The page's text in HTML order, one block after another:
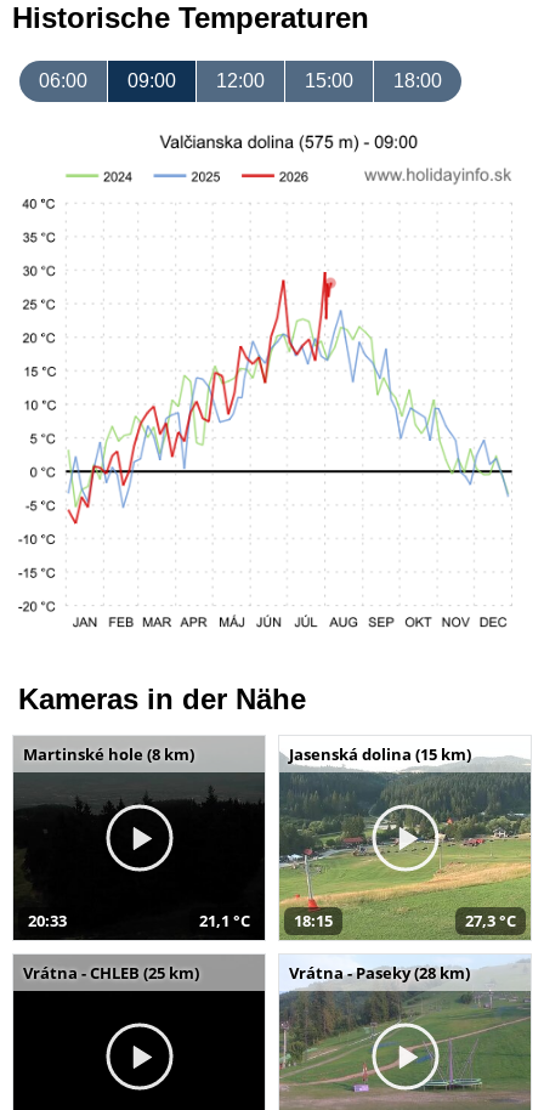
Historische Temperaturen
06:00 09:00 12:00 15:00 18:00
Kameras in der Nähe
Martinské hole (8 km)
20:33 21,1 °C
Jasenská dolina (15 km)
18:15 27,3 °C
Vrátna - CHLEB (25 km) Vrátna - Paseky (28 km)